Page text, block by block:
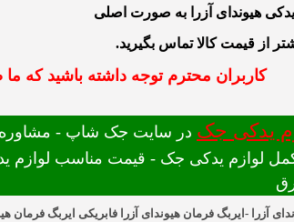
هیوندای آزرا به صورت اصلی
از قیمت کالا تماس بگیرید.
کاربران محترم توجه داشته باشید که
یدکی جک در سایت جک شاپ - مشاوره
لوازم یدکی جک - قیمت مناسب لوازم
آزرا -ایربگ فرمان هیوندای آزرا فابریکی ایربگ فرمان